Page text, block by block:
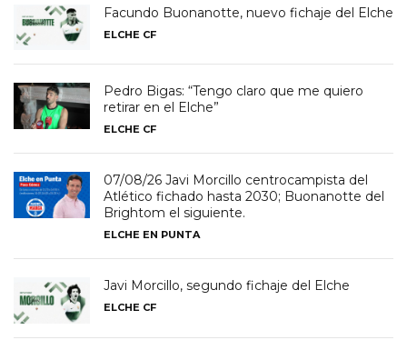
Facundo Buonanotte, nuevo fichaje del Elche
ELCHE CF
Pedro Bigas: “Tengo claro que me quiero
retirar en el Elche”
ELCHE CF
07/08/26 Javi Morcillo centrocampista del
Atlético fichado hasta 2030; Buonanotte del
Brightom el siguiente.
ELCHE EN PUNTA
Javi Morcillo, segundo fichaje del Elche
ELCHE CF